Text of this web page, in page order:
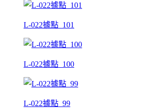
L-022據點_101
L-022據點_100
L-022據點_99